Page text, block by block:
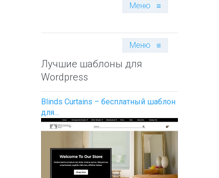
Меню ≡
Меню ≡
Лучшие шаблоны для
Wordpress
Blinds Curtains – бесплатный шаблон
для…